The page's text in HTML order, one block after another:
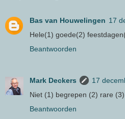
Bas van Houwelingen 17
Hele(1) goede(2)
Beantwoorden
Mark Deckers
17
Niet (1) begrepen (2) rare
Beantwoorden